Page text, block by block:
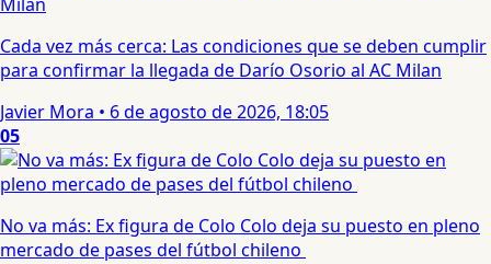
Cada vez más cerca: Las condiciones que se deben cumplir
para confirmar la llegada de Darío Osorio al AC Milan
Javier Mora • 6 de agosto de 2026, 18:05
05
No va más: Ex figura de Colo Colo deja su puesto en pleno
mercado de pases del fútbol chileno